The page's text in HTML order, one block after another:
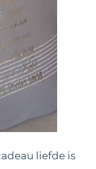
liefde is